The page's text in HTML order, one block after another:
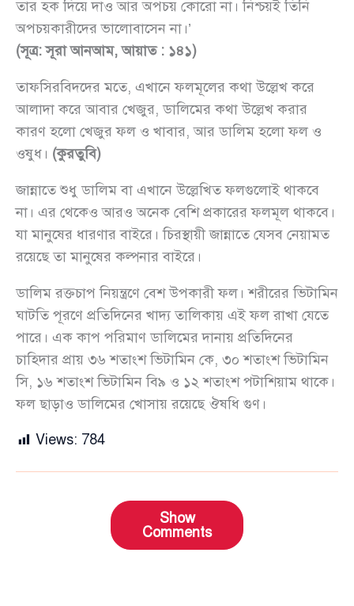
তার হক দিয়ে দাও আর অপচয় কোরো না। নিশ্চয়ই তিনি
অপচয়কারীদের ভালোবাসেন না।’
(সূত্র: সূরা আনআম, আয়াত : ১৪১)
তাফসিরবিদদের মতে, এখানে ফলমূলের কথা উল্লেখ করে
আলাদা করে আবার খেজুর, ডালিমের কথা উল্লেখ করার
কারণ হলো খেজুর ফল ও খাবার, আর ডালিম হলো ফল ও
ওষুধ। (কুরতুবি)
জান্নাতে শুধু ডালিম বা এখানে উল্লেখিত ফলগুলোই থাকবে
না। এর থেকেও আরও অনেক বেশি প্রকারের ফলমূল থাকবে।
যা মানুষের ধারণার বাইরে। চিরস্থায়ী জান্নাতে যেসব নেয়ামত
রয়েছে তা মানুষের কল্পনার বাইরে।
ডালিম রক্তচাপ নিয়ন্ত্রণে বেশ উপকারী ফল। শরীরের ভিটামিন
ঘাটতি পূরণে প্রতিদিনের খাদ্য তালিকায় এই ফল রাখা যেতে
পারে। এক কাপ পরিমাণ ডালিমের দানায় প্রতিদিনের
চাহিদার প্রায় ৩৬ শতাংশ ভিটামিন কে, ৩০ শতাংশ ভিটামিন
সি, ১৬ শতাংশ ভিটামিন বি৯ ও ১২ শতাংশ পটাশিয়াম থাকে।
ফল ছাড়াও ডালিমের খোসায় রয়েছে ঔষধি গুণ।
Views: 784
Show
Comments